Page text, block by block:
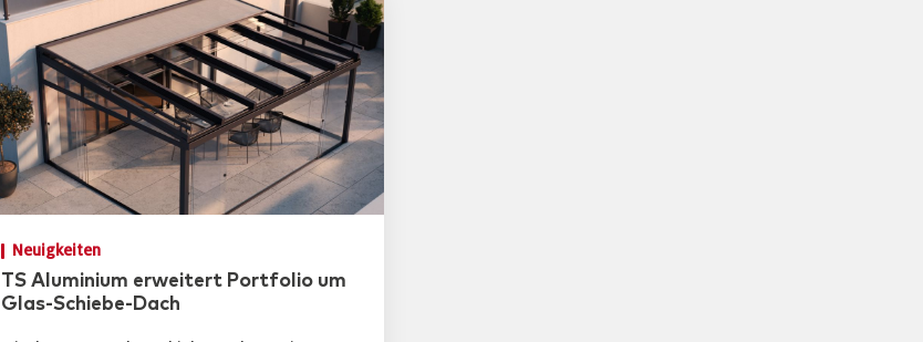
Neuigkeiten
TS Aluminium erweitert Portfolio um
Glas-Schiebe-Dach